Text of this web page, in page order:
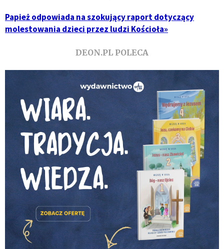
Papież odpowiada na szokujący raport dotyczący
molestowania dzieci przez ludzi Kościoła»
DEON.PL POLECA